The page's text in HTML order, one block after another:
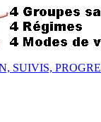
SUIVIS,